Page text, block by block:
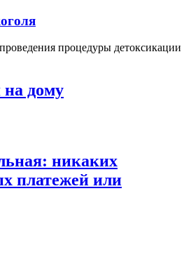
процедуры детоксикации
на дому
никаких
платежей или